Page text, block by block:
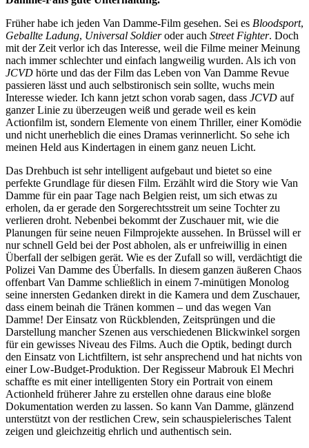
Früher habe ich jeden Van Damme-Film gesehen. Sei es Bloodsport,
Geballte Ladung, Universal Soldieroder auch Street Fighter. Doch
mit der Zeit verlor ich das Interesse, weil die Filme meiner Meinung
nach immer schlechter und einfach langweilig wurden. Als ich von
JCVD hörte und das der Film das Leben von Van Damme Revue
passieren lässt und auch selbstironisch sein sollte, wuchs mein
Interesse wieder. Ich kann jetzt schon vorab sagen, dass JCVD auf
ganzer Linie zu überzeugen weiß und gerade weil es kein
Actionfilm ist, sondern Elemente von einem Thriller, einer Komödie
und nicht unerheblich die eines Dramas verinnerlicht. So sehe ich
meinen Held aus Kindertagen in einem ganz neuen Licht.
Das Drehbuch ist sehr intelligent aufgebaut und bietet so eine
perfekte Grundlage für diesen Film. Erzählt wird die Story wie Van
Damme für ein paar Tage nach Belgien reist, um sich etwas zu
erholen, da er gerade den Sorgerechtsstreit um seine Tochter zu
verlieren droht. Nebenbei bekommt der Zuschauer mit, wie die
Planungen für seine neuen Filmprojekte aussehen. In Brüssel will er
nur schnell Geld bei der Post abholen, als er unfreiwillig in einen
Überfall der selbigen gerät. Wie es der Zufall so will, verdächtigt die
Polizei Van Damme des Überfalls. In diesem ganzen äußeren Chaos
offenbart Van Damme schließlich in einem 7-minütigen Monolog
seine innersten Gedanken direkt in die Kamera und dem Zuschauer,
dass einem beinah die Tränen kommen – und das wegen Van
Damme! Der Einsatz von Rückblenden, Zeitsprüngen und die
Darstellung mancher Szenen aus verschiedenen Blickwinkel sorgen
für ein gewisses Niveau des Films. Auch die Optik, bedingt durch
den Einsatz von Lichtfiltern, ist sehr ansprechend und hat nichts von
einer Low-Budget-Produktion. Der Regisseur Mabrouk El Mechri
schaffte es mit einer intelligenten Story ein Portrait von einem
Actionheld früherer Jahre zu erstellen ohne daraus eine bloße
Dokumentation werden zu lassen. So kann Van Damme, glänzend
unterstützt von der restlichen Crew, sein schauspielerisches Talent
zeigen und gleichzeitig ehrlich und authentisch sein.